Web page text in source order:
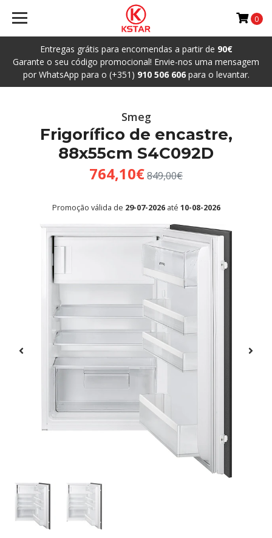
Entregas grátis para encomendas a partir de 90€
Garante o seu código promocional! Envie-nos uma mensagem
por WhatsApp para o (+351) 910 506 606para o levantar.
0
Smeg
Frigorífico de encastre,
88x55cm S4C092D
764,10€849,00€
Promoção válida de 29-07-2026até 10-08-2026